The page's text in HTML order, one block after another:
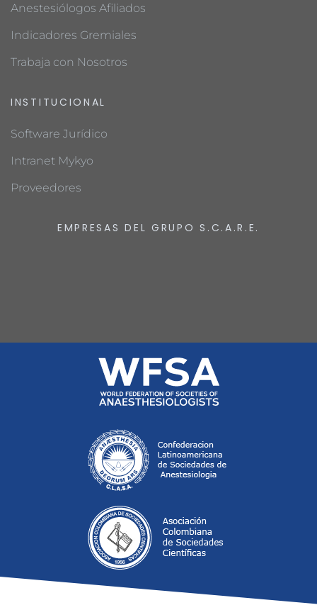
Anestesiólogos Afiliados
Indicadores Gremiales
Trabaja con Nosotros
INSTITUCIONAL
Software Jurídico
Intranet Mykyo
Proveedores
EMPRESAS DEL GRUPO S.C.A.R.E.